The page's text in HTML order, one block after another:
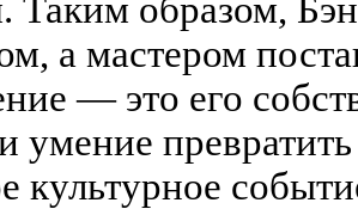
образом,
а мастером
— это его
умение
культурное